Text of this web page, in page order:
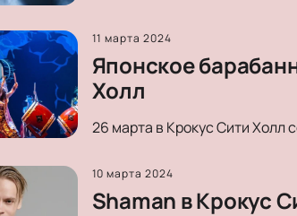
11 марта 2024
Японское
Холл
26 марта в Крокус Сити Холл
10 марта 2024
Shaman в Крокус